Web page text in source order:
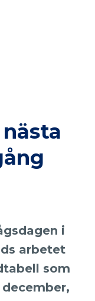
i
arbetet
som